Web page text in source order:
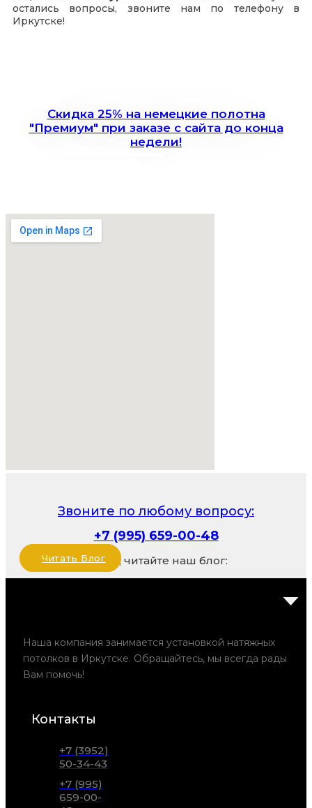
остались вопросы, звоните нам по телефону в
Иркутске!
Скидка 25% на немецкие полотна
"Премиум" при заказе с сайта до конца
недели!
Звоните по любому вопросу:
+7 (995) 659-00-48
Также, читайте наш блог:
Читать Блог
Наша компания занимается установкой натяжных
потолков в Иркутске. Обращайтесь, мы всегда рады
Вам помочь!
Контакты
+7 (3952)
50-34-43
+7 (995)
659-00-